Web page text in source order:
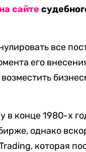
на сайте
все
его
конце 1980-х
однако
которая